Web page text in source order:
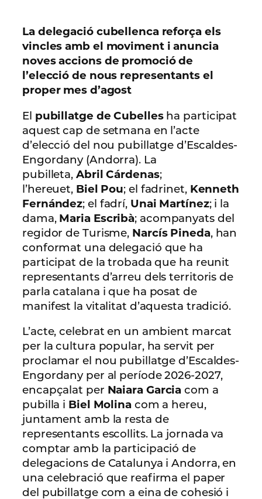
La delegació cubellenca reforça els
vincles amb el moviment i anuncia
noves accions de promoció de
l’elecció de nous representants el
proper mes d’agost
El pubillatge de Cubellesha participat
aquest cap de setmana en l’acte
d’elecció del nou pubillatge d’Escaldes-
Engordany (Andorra). La
pubilleta, Abril Cárdenas;
l’hereuet, Biel Pou; el fadrinet, Kenneth
Fernández; el fadrí, Unai Martínez; i la
dama,Maria Escribà; acompanyats del
regidor de Turisme, Narcís Pineda, han
conformat una delegació que ha
participat de la trobada que ha reunit
representants d’arreu dels territoris de
parla catalana i que ha posat de
manifest la vitalitat d’aquesta tradició.
L’acte, celebrat en un ambient marcat
per la cultura popular, ha servit per
proclamar el nou pubillatge d’Escaldes-
Engordany per al període 2026-2027,
encapçalat per Naiara Garcia com a
pubilla i Biel Molinacom a hereu,
juntament amb la resta de
representants escollits. La jornada va
comptar amb la participació de
delegacions de Catalunya i Andorra, en
una celebració que reafirma el paper
del pubillatge com a eina de cohesió i